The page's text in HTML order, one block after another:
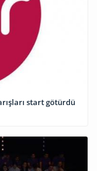
start götürdü